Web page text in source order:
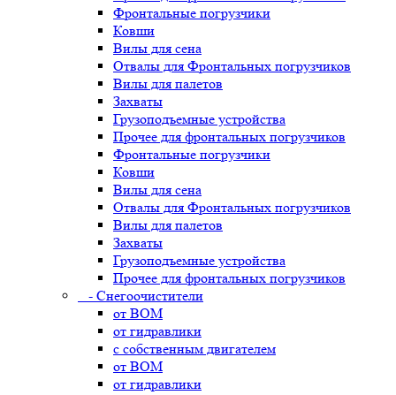
Фронтальные погрузчики
Ковши
Вилы для сена
Отвалы для Фронтальных погрузчиков
Вилы для палетов
Захваты
Грузоподъемные устройства
Прочее для фронтальных погрузчиков
Фронтальные погрузчики
Ковши
Вилы для сена
Отвалы для Фронтальных погрузчиков
Вилы для палетов
Захваты
Грузоподъемные устройства
Прочее для фронтальных погрузчиков
- Снегоочистители
от ВОМ
от гидравлики
с собственным двигателем
от ВОМ
от гидравлики